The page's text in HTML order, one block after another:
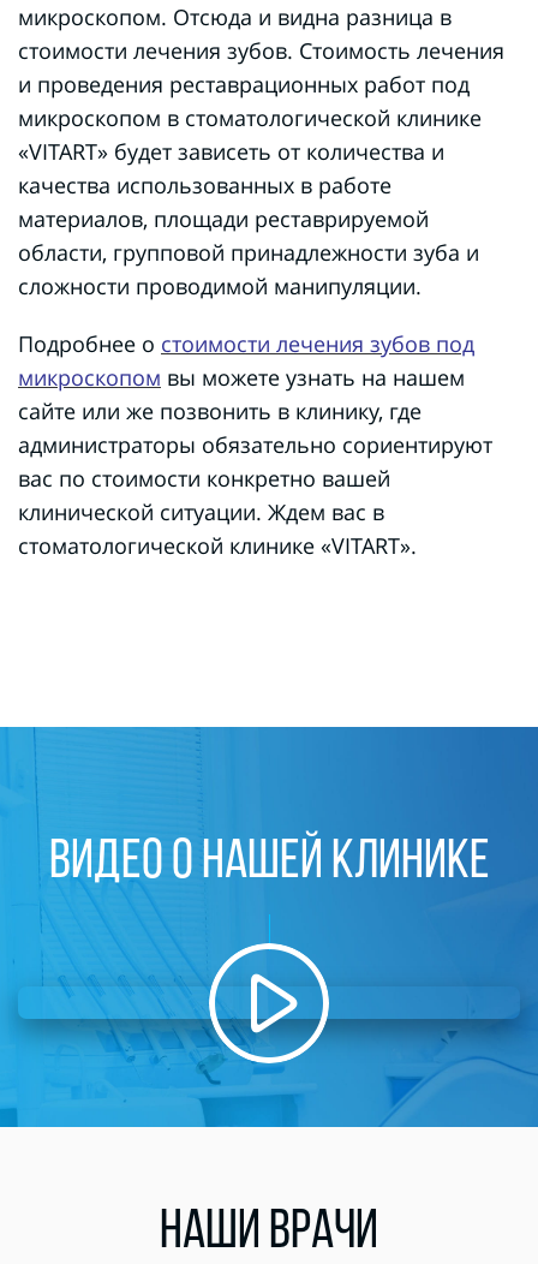
микроскопом. Отсюда и видна разница в
стоимости лечения зубов. Стоимость лечения
и проведения реставрационных работ под
микроскопом в стоматологической клинике
«VITART» будет зависеть от количества и
качества использованных в работе
материалов, площади реставрируемой
области, групповой принадлежности зуба и
сложности проводимой манипуляции.
Подробнее о стоимости лечения зубов под
микроскопом вы можете узнать на нашем
сайте или же позвонить в клинику, где
администраторы обязательно сориентируют
вас по стоимости конкретно вашей
клинической ситуации. Ждем вас в
стоматологической клинике «VITART».
ВИДЕО О НАШЕЙ КЛИНИКЕ
НАШИ ВРАЧИ